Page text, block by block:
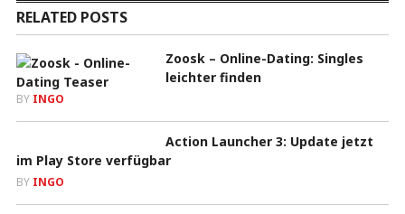
RELATED POSTS
Zoosk – Online-Dating: Singles
leichter finden
BY INGO
Action Launcher 3: Update jetzt
im Play Store verfügbar
BY INGO